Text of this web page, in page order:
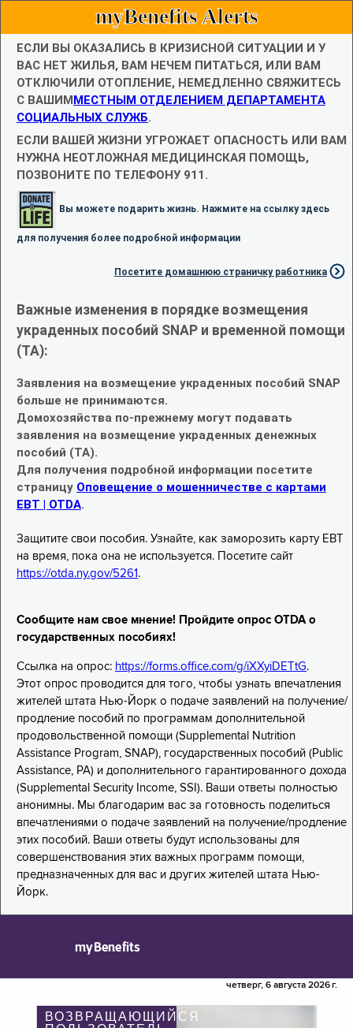
myBenefits Alerts
ЕСЛИ ВЫ ОКАЗАЛИСЬ В КРИЗИСНОЙ СИТУАЦИИ И У
ВАС НЕТ ЖИЛЬЯ, ВАМ НЕЧЕМ ПИТАТЬСЯ, ИЛИ ВАМ
ОТКЛЮЧИЛИ ОТОПЛЕНИЕ, НЕМЕДЛЕННО СВЯЖИТЕСЬ
С ВАШИММЕСТНЫМ ОТДЕЛЕНИЕМ ДЕПАРТАМЕНТА
СОЦИАЛЬНЫХ СЛУЖБ.
ЕСЛИ ВАШЕЙ ЖИЗНИ УГРОЖАЕТ ОПАСНОСТЬ ИЛИ ВАМ
НУЖНА НЕОТЛОЖНАЯ МЕДИЦИНСКАЯ ПОМОЩЬ,
ПОЗВОНИТЕ ПО ТЕЛЕФОНУ 911.
Вы можете подарить жизнь. Нажмите на ссылку здесь
для получения более подробной информации
Посетите домашнюю страничку работника
Важные изменения в порядке возмещения
украденных пособий SNAP и временной помощи
(TA):
Заявления на возмещение украденных пособий SNAP
больше не принимаются.
Домохозяйства по-прежнему могут подавать
заявления на возмещение украденных денежных
пособий (TA).
Для получения подробной информации посетите
страницу Оповещение о мошенничестве с картами
EBT | OTDA.
Защитите свои пособия. Узнайте, как заморозить карту EBT
на время, пока она не используется. Посетите сайт
https://otda.ny.gov/5261 .
Сообщите нам свое мнение! Пройдите опрос OTDA о
государственных пособиях!
Ссылка на опрос: https://forms.office.com/g/iXXyiDETtG.
Этот опрос проводится для того, чтобы узнать впечатления
жителей штата Нью-Йорк о подаче заявлений на получение/
продление пособий по программам дополнительной
продовольственной помощи (Supplemental Nutrition
Assistance Program, SNAP), государственных пособий (Public
Assistance, PA) и дополнительного гарантированного дохода
(Supplemental Security Income, SSI). Ваши ответы полностью
анонимны. Мы благодарим вас за готовность поделиться
впечатлениями о подаче заявлений на получение/продление
этих пособий. Ваши ответы будут использованы для
совершенствования этих важных программ помощи,
предназначенных для вас и других жителей штата Нью-
Йорк.
myBenefits
четверг, 6 августа 2026 г.
ВОЗВРАЩАЮЩИЙСЯ